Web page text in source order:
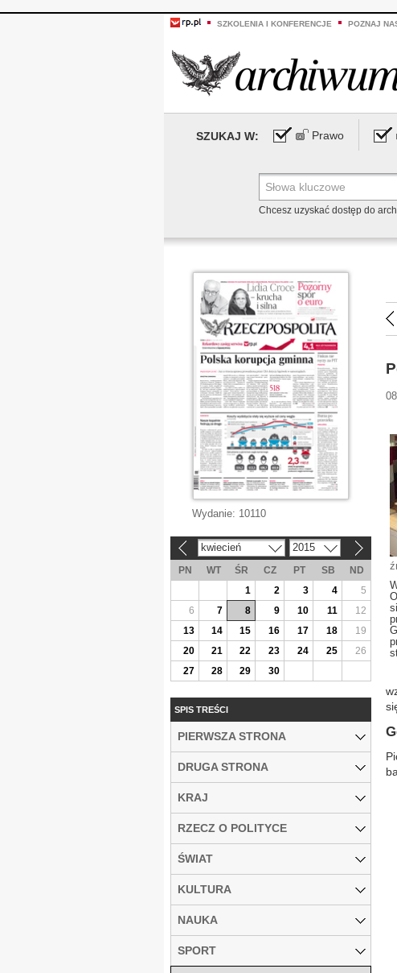
SZKOLENIA I KONFERENCJE POZNAJ
SZUKAJ W: Prawo
Chcesz uzyskać dostęp do
Wydanie: 10110
kwiecień 2015
PN WT ŚR CZ PT SB
ND
1
2 3 4
5
6
7 8 9 10 11
12
13
14 15 16 17 18
19
20
21 22 23 24 25
26
27
28 29 30
SPIS TREŚCI
PIERWSZA STRONA
DRUGA STRONA
KRAJ
RZECZ O POLITYCE
ŚWIAT
KULTURA
NAUKA
SPORT